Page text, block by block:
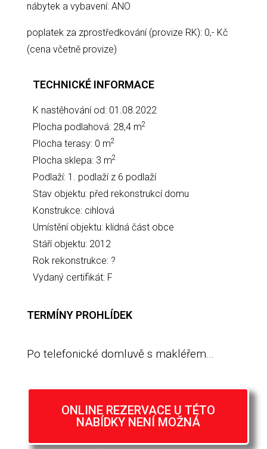
nábytek a vybavení: ANO
poplatek za zprostředkování (provize RK): 0,- Kč
(cena včetně provize)
TECHNICKÉ INFORMACE
K nastěhování od: 01.08.2022
Plocha podlahová: 28,4 m2
Plocha terasy: 0 m2
Plocha sklepa: 3 m2
Podlaží: 1. podlaží z 6 podlaží
Stav objektu: před rekonstrukcí domu
Konstrukce: cihlová
Umístění objektu: klidná část obce
Stáří objektu: 2012
Rok rekonstrukce: ?
Vydaný certifikát: F
TERMÍNY PROHLÍDEK
Po telefonické domluvě s makléřem…
ONLINE REZERVACE U TÉTO
NABÍDKY NENÍ MOŽNÁ